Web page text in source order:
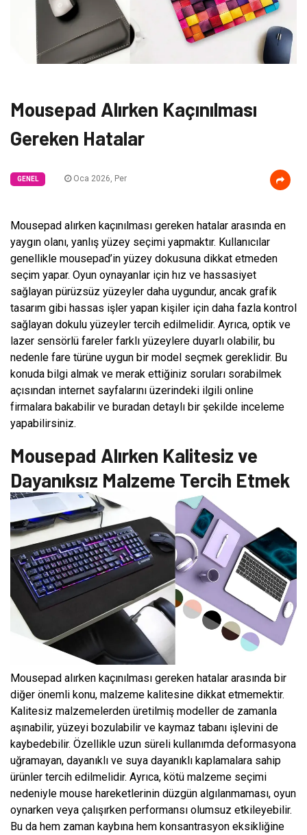
Mousepad Alırken Kaçınılması
Gereken Hatalar
GENEL Oca 2026, Per
Mousepad alırken kaçınılması gereken hatalar arasında en
yaygın olanı, yanlış yüzey seçimi yapmaktır. Kullanıcılar
genellikle mousepad’in yüzey dokusuna dikkat etmeden
seçim yapar. Oyun oynayanlar için hız ve hassasiyet
sağlayan pürüzsüz yüzeyler daha uygundur, ancak grafik
tasarım gibi hassas işler yapan kişiler için daha fazla kontrol
sağlayan dokulu yüzeyler tercih edilmelidir. Ayrıca, optik ve
lazer sensörlü fareler farklı yüzeylere duyarlı olabilir, bu
nedenle fare türüne uygun bir model seçmek gereklidir. Bu
konuda bilgi almak ve merak ettiğiniz soruları sorabilmek
açısından internet sayfalarını üzerindeki ilgili online
firmalara bakabilir ve buradan detaylı bir şekilde inceleme
yapabilirsiniz.
Mousepad Alırken Kalitesiz ve
Dayanıksız Malzeme Tercih Etmek
Mousepad alırken kaçınılması gereken hatalar arasında bir
diğer önemli konu, malzeme kalitesine dikkat etmemektir.
Kalitesiz malzemelerden üretilmiş modeller de zamanla
aşınabilir, yüzeyi bozulabilir ve kaymaz tabanı işlevini de
kaybedebilir. Özellikle uzun süreli kullanımda deformasyona
uğramayan, dayanıklı ve suya dayanıklı kaplamalara sahip
ürünler tercih edilmelidir. Ayrıca, kötü malzeme seçimi
nedeniyle mouse hareketlerinin düzgün algılanmaması, oyun
oynarken veya çalışırken performansı olumsuz etkileyebilir.
Bu da hem zaman kaybına hem konsantrasyon eksikliğine